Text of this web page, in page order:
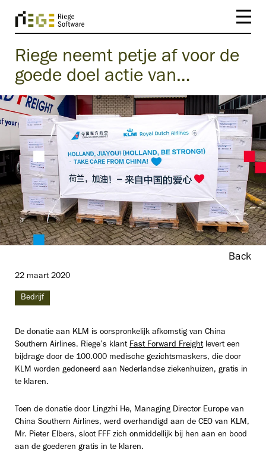
Riege neemt petje af voor de
goede doel actie van…
22 maart 2020
Bedrijf
Back
De donatie aan KLM is oorspronkelijk afkomstig van China
Southern Airlines. Riege’s klant Fast Forward Freightlevert een
bijdrage door de 100.000 medische gezichtsmaskers, die door
KLM worden gedoneerd aan Nederlandse ziekenhuizen, gratis in
te klaren.
Toen de donatie door Lingzhi He, Managing Director Europe van
China Southern Airlines, werd overhandigd aan de CEO van KLM,
Mr. Pieter Elbers, sloot FFF zich onmiddellijk bij hen aan en bood
aan de goederen gratis in te klaren.